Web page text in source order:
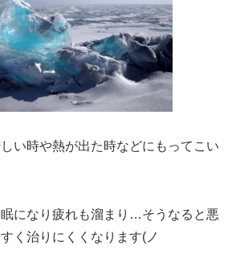
い時や熱が出た時などにもってこい
になり疲れも溜まり…そうなると悪
く治りにくくなります(ノ